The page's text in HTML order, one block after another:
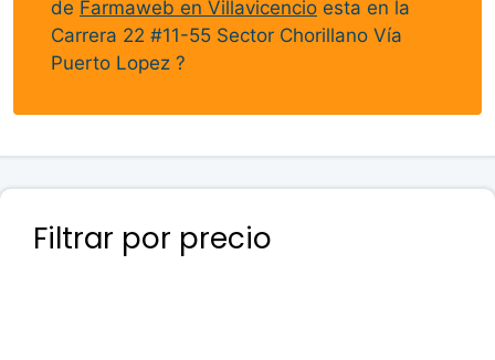
de Farmaweb en Villavicencio esta en la
Carrera 22 #11-55 Sector Chorillano Vía
Puerto Lopez ?
Filtrar por precio